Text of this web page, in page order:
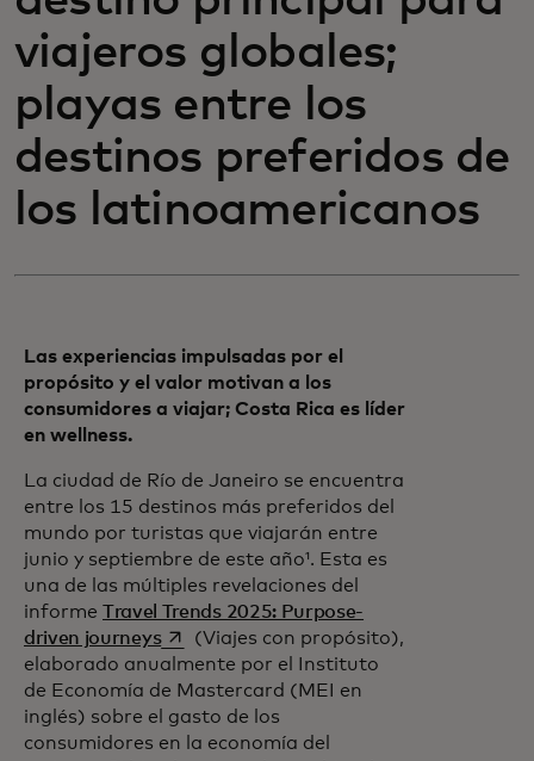
Noticias y tendencias
viajeros globales;
playas entre los
destinos preferidos de
los latinoamericanos
Las experiencias impulsadas por el
propósito y el valor motivan a los
consumidores a viajar; Costa Rica es líder
en wellness.
La ciudad de Río de Janeiro se encuentra
entre los 15 destinos más preferidos del
mundo por turistas que viajarán entre
junio y septiembre de este año¹. Esta es
una de las múltiples revelaciones del
informe Travel Trends 2025: Purpose-
driven journeysse abre en una pestaña nueva
(Viajes con propósito),
elaborado anualmente por el Instituto
de Economía de Mastercard (MEI en
inglés) sobre el gasto de los
consumidores en la economía del